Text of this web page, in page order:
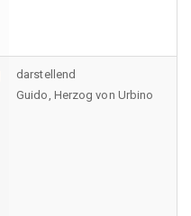
darstellend
Guido, Herzog von Urbino